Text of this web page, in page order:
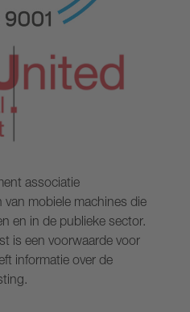
associatie
mobiele machines die
en in de publieke sector.
is een voorwaarde voor
informatie over de